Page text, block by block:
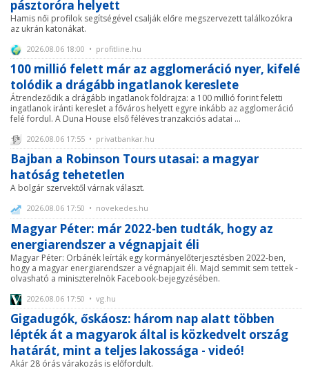
pásztoróra helyett
Hamis női profilok segítségével csalják előre megszervezett találkozókra
az ukrán katonákat.
2026.08.06 18:00 • profitline.hu
100 millió felett már az agglomeráció nyer, kifelé
tolódik a drágább ingatlanok kereslete
Átrendeződik a drágább ingatlanok földrajza: a 100 millió forint feletti
ingatlanok iránti kereslet a főváros helyett egyre inkább az agglomeráció
felé fordul. A Duna House első féléves tranzakciós adatai ...
2026.08.06 17:55 • privatbankar.hu
Bajban a Robinson Tours utasai: a magyar
hatóság tehetetlen
A bolgár szervektől várnak választ.
2026.08.06 17:50 • novekedes.hu
Magyar Péter: már 2022-ben tudták, hogy az
energiarendszer a végnapjait éli
Magyar Péter: Orbánék leírták egy kormányelőterjesztésben 2022-ben,
hogy a magyar energiarendszer a végnapjait éli. Majd semmit sem tettek -
olvasható a miniszterelnök Facebook-bejegyzésében.
2026.08.06 17:50 • vg.hu
Gigadugók, őskáosz: három nap alatt többen
lépték át a magyarok által is közkedvelt ország
határát, mint a teljes lakossága - videó!
Akár 28 órás várakozás is előfordult.